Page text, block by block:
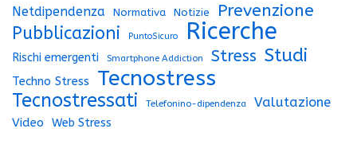
Netdipendenza Normativa Notizie Prevenzione
Pubblicazioni PuntoSicuro Ricerche
Rischi emergenti Smartphone Addiction Stress Studi
Techno Stress Tecnostress
Tecnostressati Telefonino-dipendenza Valutazione
Video Web Stress